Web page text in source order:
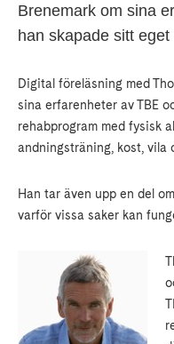
Brenemark om sina
han skapade sitt
Digital föreläsning med
sina erfarenheter av TBE
rehabprogram med fysisk
andningsträning, kost, vila
Han tar även upp en del
varför vissa saker kan